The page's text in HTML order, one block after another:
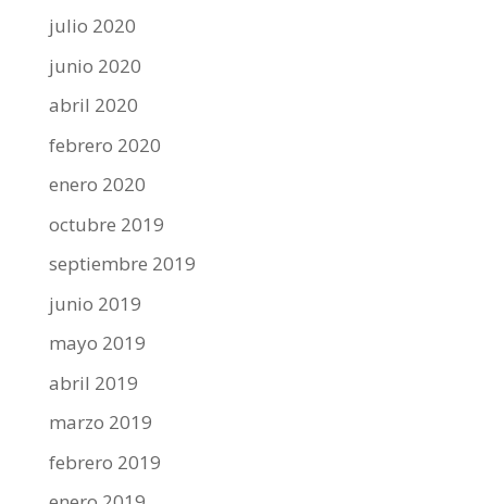
julio 2020
junio 2020
abril 2020
febrero 2020
enero 2020
octubre 2019
septiembre 2019
junio 2019
mayo 2019
abril 2019
marzo 2019
febrero 2019